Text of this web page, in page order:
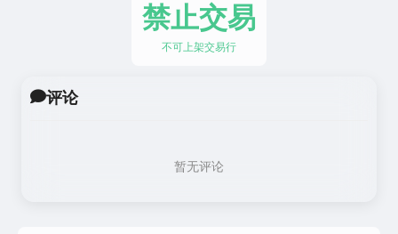
禁止交易
不可上架交易行
评论
暂无评论